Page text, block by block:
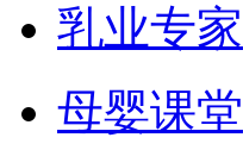
乳业专家
母婴课堂